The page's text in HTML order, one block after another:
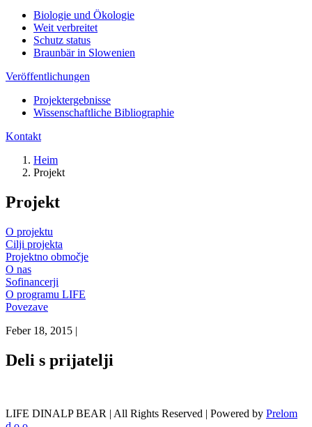
Biologie und Ökologie
Weit verbreitet
Schutz status
Braunbär in Slowenien
Veröffentlichungen
Projektergebnisse
Wissenschaftliche Bibliographie
Kontakt
Heim
Projekt
Projekt
O projektu
Cilji projekta
Projektno območje
O nas
Sofinancerji
O programu LIFE
Povezave
Feber 18, 2015 |
Deli s prijatelji
LIFE DINALP BEAR | All Rights Reserved | Powered by Prelom